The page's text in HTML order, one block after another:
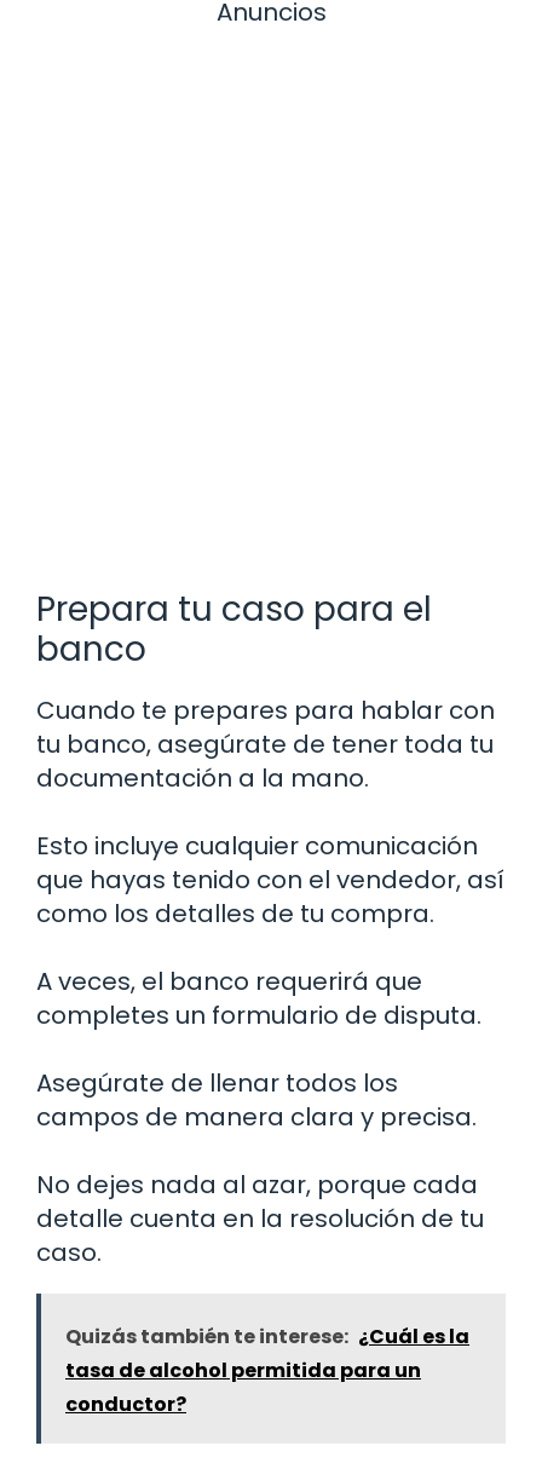
Anuncios
Prepara tu caso para el
banco
Cuando te prepares para hablar con
tu banco, asegúrate de tener toda tu
documentación a la mano.
Esto incluye cualquier comunicación
que hayas tenido con el vendedor, así
como los detalles de tu compra.
A veces, el banco requerirá que
completes un formulario de disputa.
Asegúrate de llenar todos los
campos de manera clara y precisa.
No dejes nada al azar, porque cada
detalle cuenta en la resolución de tu
caso.
Quizás también te interese: ¿Cuál es la
tasa de alcohol permitida para un
conductor?